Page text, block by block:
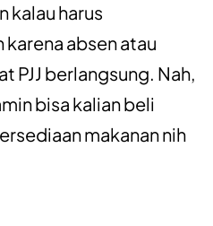
kalau harus
absen atau
PJJ berlangsung. Nah,
bisa kalian beli
makanan nih